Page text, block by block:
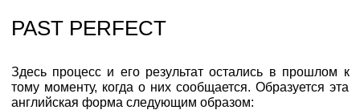
PAST PERFECT
Здесь процесс и его результат остались в прошлом к
тому моменту, когда о них сообщается. Образуется эта
английская форма следующим образом: